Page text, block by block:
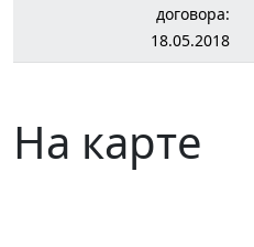
договора:
18.05.2018
На карте